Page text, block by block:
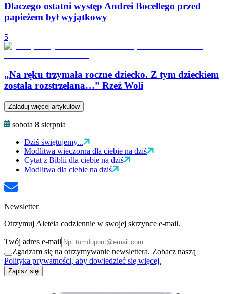
Dlaczego ostatni występ Andrei Bocellego przed
papieżem był wyjątkowy
5
„Na ręku trzymała roczne dziecko. Z tym dzieckiem
została rozstrzelana…” Rzeź Woli
Załaduj więcej artykułów
sobota 8 sierpnia
Dziś świętujemy...
Modlitwa wieczorna dla ciebie na dziś
Cytat z Biblii dla ciebie na dziś
Modlitwa dla ciebie na dziś
Newsletter
Otrzymuj Aleteia codziennie w swojej skrzynce e-mail.
Twój adres e-mail
Zgadzam się na otrzymywanie newslettera. Zobacz naszą
Polityka prywatności, aby dowiedzieć się więcej.
Zapisz się